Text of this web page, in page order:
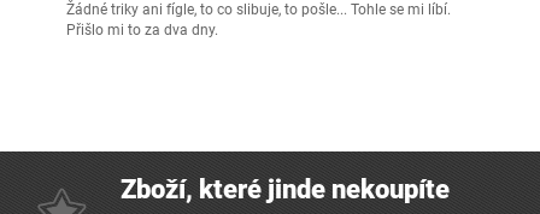
Žádné triky ani fígle, to co slibuje, to pošle... Tohle se mi líbí.
Přišlo mi to za dva dny.
Zboží, které jinde nekoupíte